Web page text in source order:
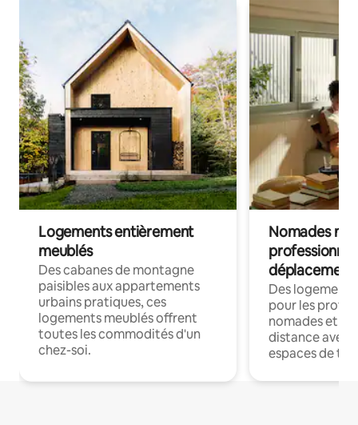
Logements entièrement
meublés
Des cabanes de montagne
paisibles aux appartements
urbains pratiques, ces
logements meublés offrent
toutes les commodités d'un
chez-soi.
Nomades
déplacement
Des
pour les
nomades et
distance avec
espaces de